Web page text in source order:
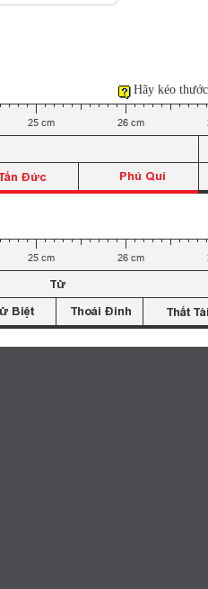
Hãy kéo thước